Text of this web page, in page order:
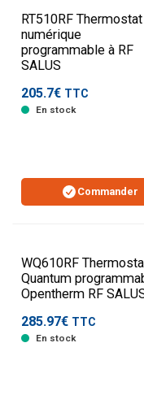
RT510RF Thermostat
numérique
programmable à RF
SALUS
205.7€ TTC
En stock
Commander
WQ610RF
Quantum
Opentherm RF
285.97€ TTC
En stock